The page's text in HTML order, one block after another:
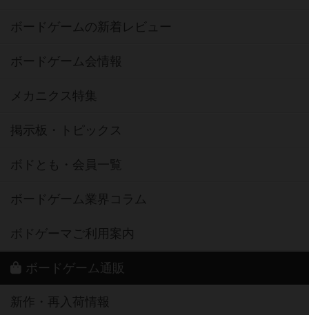
ボードゲームの新着レビュー
ボードゲーム会情報
メカニクス特集
掲示板・トピックス
ボドとも・会員一覧
ボードゲーム業界コラム
ボドゲーマご利用案内
ボードゲーム通販
新作・再入荷情報